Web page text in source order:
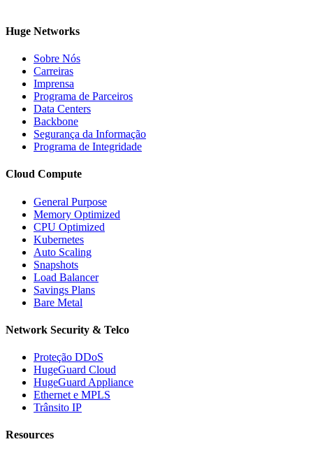
Huge Networks
Sobre Nós
Carreiras
Imprensa
Programa de Parceiros
Data Centers
Backbone
Segurança da Informação
Programa de Integridade
Cloud Compute
General Purpose
Memory Optimized
CPU Optimized
Kubernetes
Auto Scaling
Snapshots
Load Balancer
Savings Plans
Bare Metal
Network Security & Telco
Proteção DDoS
HugeGuard Cloud
HugeGuard Appliance
Ethernet e MPLS
Trânsito IP
Resources